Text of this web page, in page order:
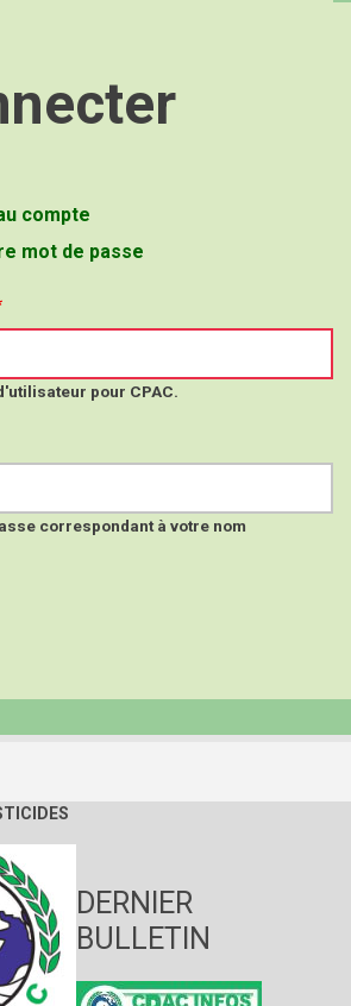
compte
mot de passe
pour CPAC.
correspondant à votre nom
DERNIER
BULLETIN